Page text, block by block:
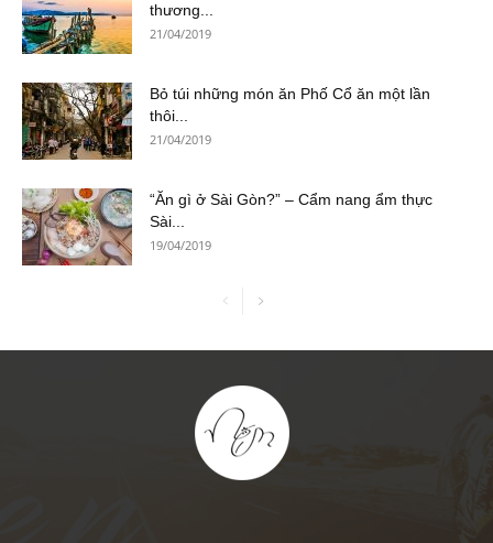
thương...
21/04/2019
Bỏ túi những món ăn Phố Cổ ăn một lần
thôi...
21/04/2019
“Ăn gì ở Sài Gòn?” – Cẩm nang ẩm thực
Sài...
19/04/2019